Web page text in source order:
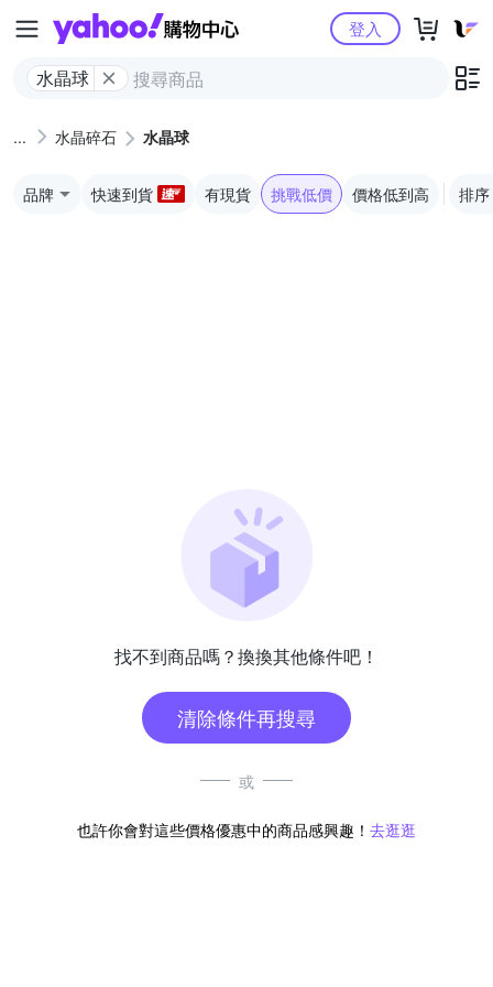
Yahoo購物中心
水晶球
登入
水晶碎石 水晶球
品牌 快速到貨 有現貨 挑戰低價 價格低到高 排序
找不到商品嗎？換換其他條件吧！
清除條件再搜尋
或
也許你會對這些價格優惠中的商品感興趣！ 去逛逛